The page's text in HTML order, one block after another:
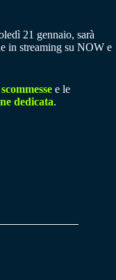
21 gennaio, sarà
in streaming su NOW e
e le
dedicata.